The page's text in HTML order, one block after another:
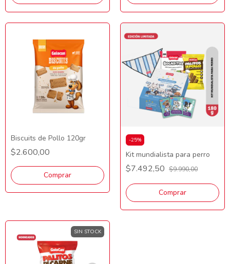
Biscuits de Pollo 120gr
$2.600,00
Comprar
-25%
Kit mundialista para perro
$7.492,50 $9.990,00
SIN STOCK